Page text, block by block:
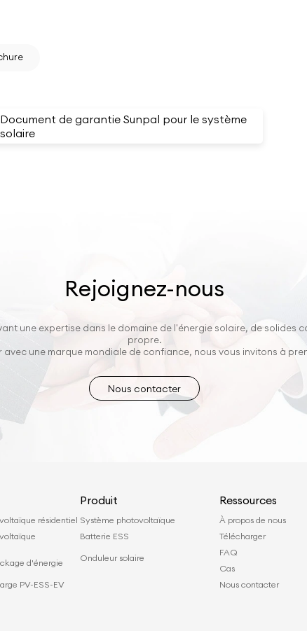
Document de garantie Sunpal pour le système
solaire
Rejoignez-nous
une expertise dans le domaine de l'énergie solaire, de solides
propre.
une marque mondiale de confiance, nous vous invitons à
Nous contacter
résidentiel
d'énergie
PV-ESS-EV
Produit
Système photovoltaïque
Batterie ESS
Onduleur solaire
Ressources
À propos de nous
Télécharger
FAQ
Cas
Nous contacter